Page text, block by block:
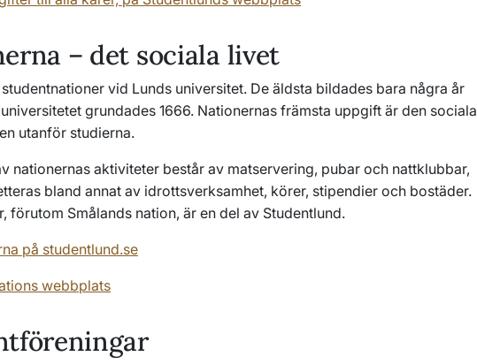
– det sociala livet
studentnationer vid Lunds universitet. De äldsta bildades bara några år
grundades 1666. Nationernas främsta uppgift är den sociala
utanför studierna.
nationernas aktiviteter består av matservering, pubar och nattklubbar,
bland annat av idrottsverksamhet, körer, stipendier och bostäder.
förutom Smålands nation, är en del av Studentlund.
på studentlund.se
webbplats